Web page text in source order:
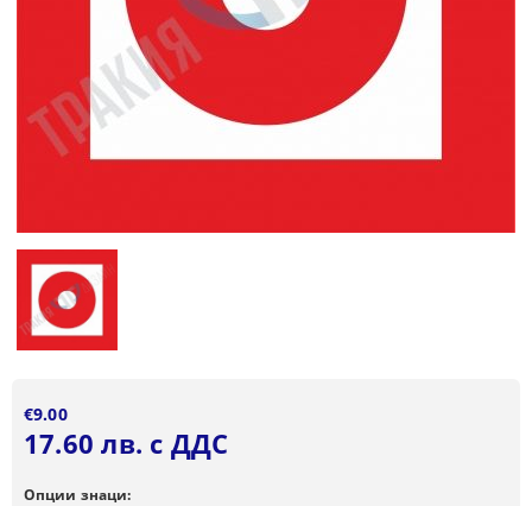
€9.00
17.60 лв. с ДДС
Опции знаци: